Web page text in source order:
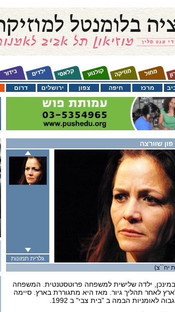
דרום ירושלים צפון חיפה מרכז
שוורצה
גלרית תמונות
יח``צ)
במינכן, ילדה שלישית למשפחה פרוטסטנטית. המשפחה
לאחר תהליך גיור. מאז היא מתגוררת בארץ. סיימה
לאומניות הבמה ב "בית צבי" ב 1992.